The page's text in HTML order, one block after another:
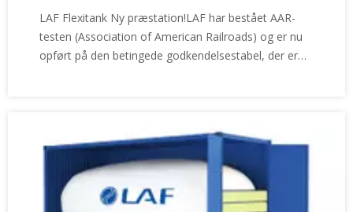
LAF Flexitank Ny præstation!LAF har bestået AAR-
testen (Association of American Railroads) og er nu
opført på den betingede godkendelsestabel, der er